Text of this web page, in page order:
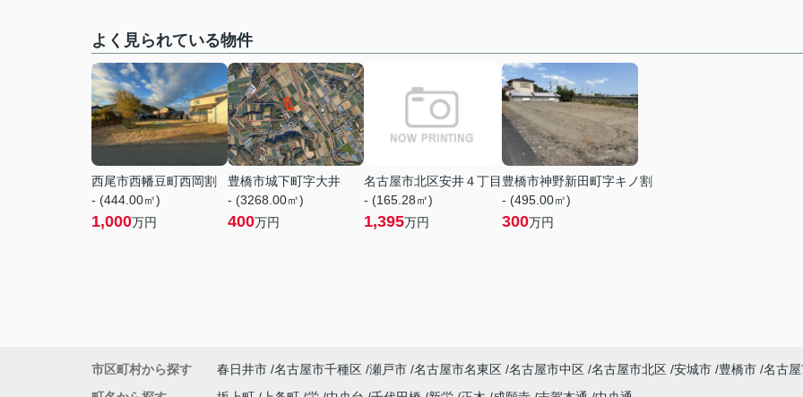
よく見られている物件
西尾市西幡豆町西岡割
- (444.00㎡)
1,000万円
豊橋市城下町字大井
- (3268.00㎡)
400万円
名古屋市北区安井４丁目
- (165.28㎡)
1,395万円
豊橋市神野新田町字キノ割
- (495.00㎡)
300万円
市区町村から探す 春日井市 名古屋市千種区 瀬戸市 名古屋市名東区 名古屋市中区 名古屋市北区 安城市 豊橋市 名古